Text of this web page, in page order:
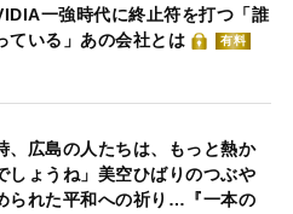
一強時代に終止符を打つ「誰
ている」あの会社とは
有料
、広島の人たちは、もっと熱か
しょうね」美空ひばりのつぶや
られた平和への祈り…『一本の